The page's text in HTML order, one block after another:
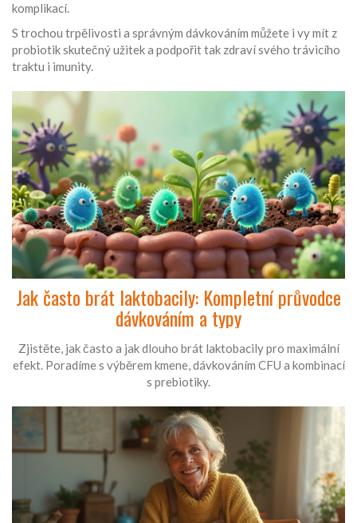
komplikací.
S trochou trpělivosti a správným dávkováním můžete i vy mít z
probiotik skutečný užitek a podpořit tak zdraví svého trávicího
traktu i imunity.
Jak často brát laktobacily: Kompletní průvodce
dávkováním a typy
Zjistěte, jak často a jak dlouho brát laktobacily pro maximální
efekt. Poradíme s výběrem kmene, dávkováním CFU a kombinací
s prebiotiky.